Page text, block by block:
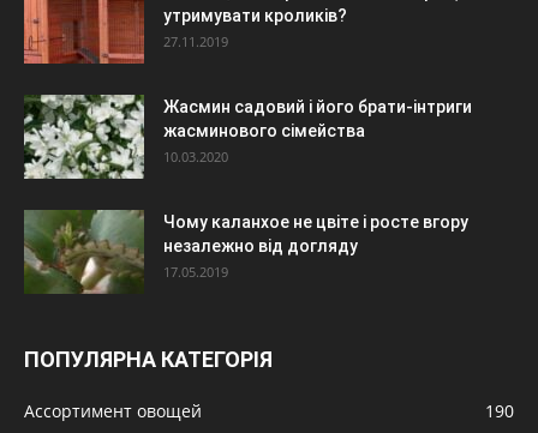
утримувати кроликів?
27.11.2019
Жасмин садовий і його брати-інтриги
жасминового сімейства
10.03.2020
Чому каланхое не цвіте і росте вгору
незалежно від догляду
17.05.2019
ПОПУЛЯРНА КАТЕГОРІЯ
Ассортимент овощей
190